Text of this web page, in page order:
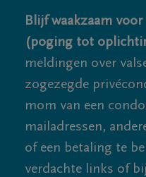
Blijf waakzaam
(poging tot
meldingen over
zogezegde
mom van een
mailadressen,
of een betaling te
verdachte links of